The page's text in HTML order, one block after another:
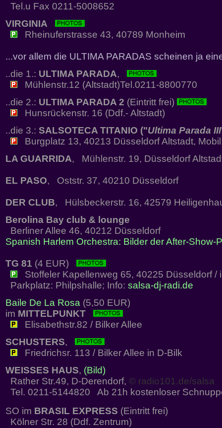
Tel.u Fax 0211-5008652
VIRGINIA
Rheinuferstrasse 43, 40789 Monheim
...vor allem die ULTIMA PARADAS scheinen ja
..die 1.: ULTIMA PARADA,
Mühlenstr.12 (Altstadt)Tel.0211-8800770
..die 2.: ULTIMA PARADA 2 (Eintritt frei)
Hunsrückenstr. 16 (Ddf.- Altstadt)
..die 3.: SALSOTECA TITANIO ("Ultima Parada III
Burgplatz 13, 40213 Düsseldorf Altstadt,
LA GUARRIDA, Mühlenstr. 19, Düsseldorf
EL PASO, Oststr. 37, 40210 Düsseldorf
DER CLUB, Hülsbeckerstr. 16, 42579
Berolina Bay club & lounge
Berliner Allee 46, 40212 Düsseldorf
Spanish Harlem Orchestra: Bilder der After-Show-
TG 81 (4 EUR)
Stoffeler Kapellenweg 65, 40225 Düsseldorf /
Parkplatz: Philpshalle; Info: salsa-dj-radi.de
Baile De La Rosa (5,50 EUR)
im MITTELPUNKT
Elisabethstr.82 / Bilker Allee
SCHUSTERS,
Friedrichsr. 113 / Bilker Allee in D-Bilk
WEISSES HAUS, (Bild)
Rather Str.49, D-Derendorf, © radio101.de/salsa
Tel. 0211-5144820 Ab 21h kostenloser
SO im BRASIL EXPRESS (Eintritt frei)
Kölner Str. 28 (Ddf. Zentrum)